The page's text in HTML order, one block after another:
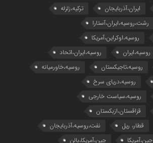
ایران،آذربایجان
ترکیه،زلزله
رشت،روسیه،ایران،آستارا
روسیه،اوکراین،آمریکا
روسیه،ایران
روسیه،ایران،اتحاد
روسیه،تاجیکستان
روسیه،خاورمیانه
روسیه،دریای سرخ
روسیه،سیاست خارجی
قزاقستان،ازبکستان
قطار، ریل
نفت،روسیه،آذربایجان
چین،آمریکا چین،آمریکا،بالن